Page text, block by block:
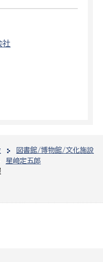
図書館/博物館/文化施設
星﨑定五郎
社